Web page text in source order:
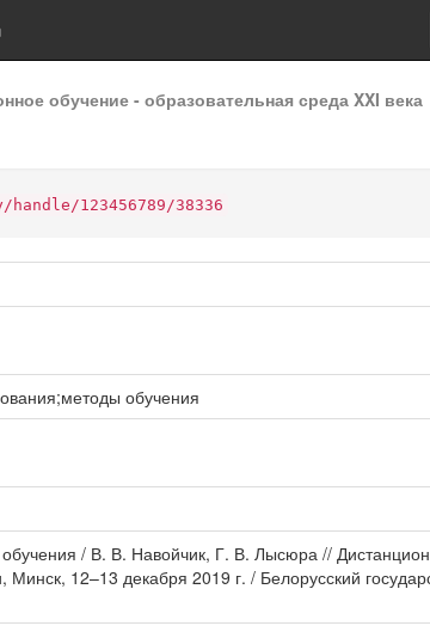
обучение - образовательная среда XXI века
123456789/38336
обучения
/ В. В. Навойчик, Г. В. Лысюра //
12–13 декабря 2019 г. / Белорусский